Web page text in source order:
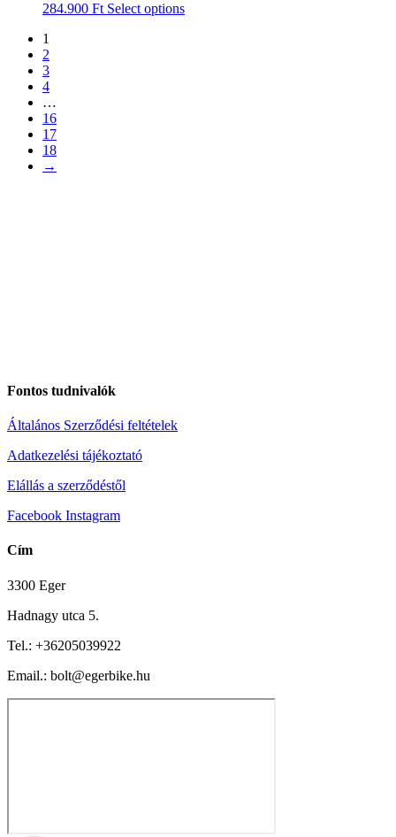
284.900 Ft Select options
1
2
3
4
…
16
17
18
→
Fontos tudnivalók
Általános Szerződési feltételek
Adatkezelési tájékoztató
Elállás a szerződéstől
Facebook Instagram
Cím
3300 Eger
Hadnagy utca 5.
Tel.: +36205039922
Email.: bolt@egerbike.hu